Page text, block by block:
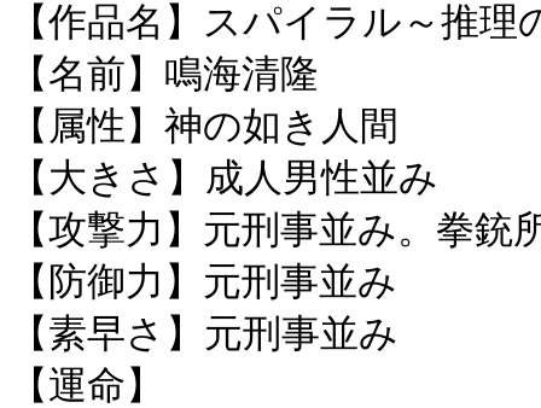
【作品名】スパイラル～推理
【名前】鳴海清隆
【属性】神の如き人間
【大きさ】成人男性並み
【攻撃力】元刑事並み。拳銃
【防御力】元刑事並み
【素早さ】元刑事並み
【運命】